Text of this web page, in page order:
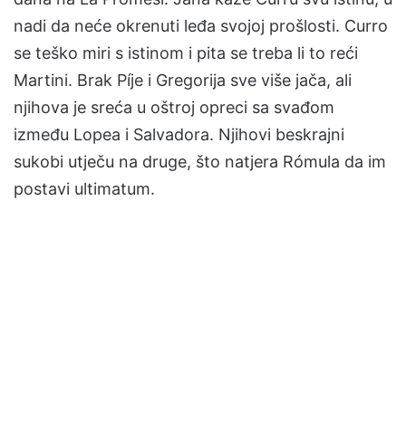
nadi da neće okrenuti leđa svojoj prošlosti. Curro
se teško miri s istinom i pita se treba li to reći
Martini. Brak Píje i Gregorija sve više jača, ali
njihova je sreća u oštroj opreci sa svađom
između Lopea i Salvadora. Njihovi beskrajni
sukobi utječu na druge, što natjera Rómula da im
postavi ultimatum.